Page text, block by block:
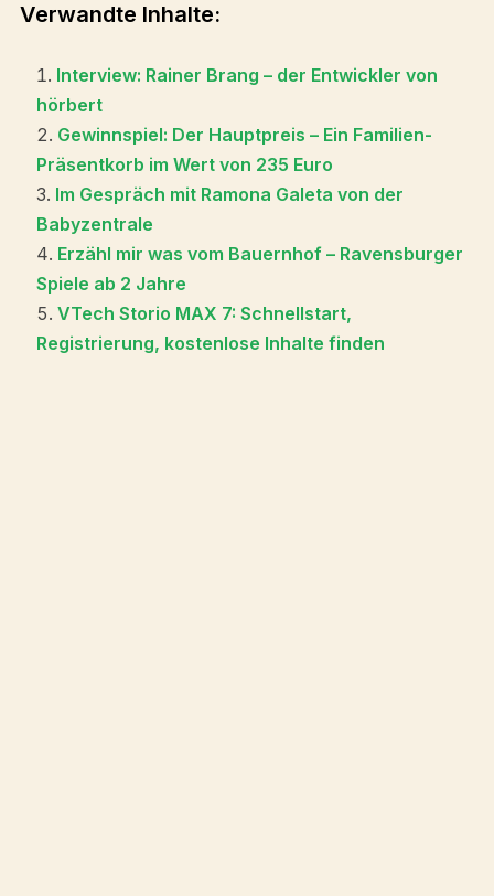
Verwandte Inhalte:
Interview: Rainer Brang – der Entwickler von
hörbert
Gewinnspiel: Der Hauptpreis – Ein Familien-
Präsentkorb im Wert von 235 Euro
Im Gespräch mit Ramona Galeta von der
Babyzentrale
Erzähl mir was vom Bauernhof – Ravensburger
Spiele ab 2 Jahre
VTech Storio MAX 7: Schnellstart,
Registrierung, kostenlose Inhalte finden